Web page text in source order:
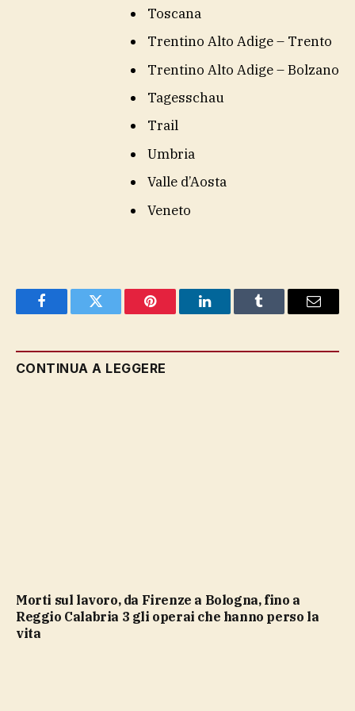
Toscana
Trentino Alto Adige – Trento
Trentino Alto Adige – Bolzano
Tagesschau
Trail
Umbria
Valle d’Aosta
Veneto
FacebookTwitter Pinterest LinkedInTumblr Email
CONTINUA A LEGGERE
Morti sul lavoro, da Firenze a Bologna, fino a
Reggio Calabria 3 gli operai che hanno perso la
vita